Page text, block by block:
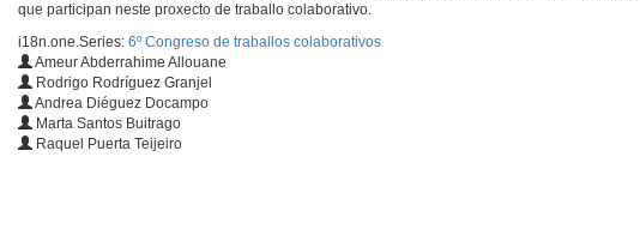
que participan neste proxecto de traballo colaborativo.
i18n.one.Series: 6º Congreso de traballos colaborativos
Ameur Abderrahime Allouane
Rodrigo Rodríguez Granjel
Andrea Diéguez Docampo
Marta Santos Buitrago
Raquel Puerta Teijeiro